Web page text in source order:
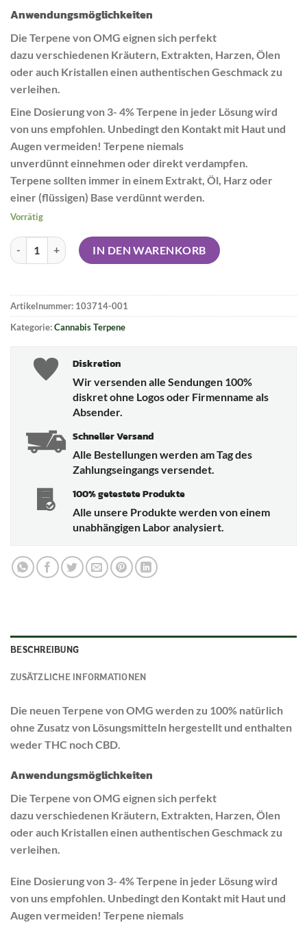
Anwendungsmöglichkeiten
Die Terpene von OMG eignen sich perfekt
dazu verschiedenen Kräutern, Extrakten, Harzen, Ölen
oder auch Kristallen einen authentischen Geschmack zu
verleihen.
Eine Dosierung von 3- 4% Terpene in jeder Lösung wird
von uns empfohlen. Unbedingt den Kontakt mit Haut und
Augen vermeiden! Terpene niemals
unverdünnt einnehmen oder direkt verdampfen.
Terpene sollten immer in einem Extrakt, Öl, Harz oder
einer (flüssigen) Base verdünnt werden.
Vorrätig
OMG Cannabis Terpene - White Berry OG Menge
IN DEN WARENKORB
Artikelnummer: 103714-001
Kategorie:Cannabis Terpene
Diskretion
Wir versenden alle Sendungen 100%
diskret ohne Logos oder Firmenname als
Absender.
Schneller Versand
Alle Bestellungen werden am Tag des
Zahlungseingangs versendet.
100% getestete Produkte
Alle unsere Produkte werden von einem
unabhängigen Labor analysiert.
BESCHREIBUNG
ZUSÄTZLICHE INFORMATIONEN
Die neuen Terpene von OMG werden zu 100% natürlich
ohne Zusatz von Lösungsmitteln hergestellt und enthalten
weder THC noch CBD.
Anwendungsmöglichkeiten
Die Terpene von OMG eignen sich perfekt
dazu verschiedenen Kräutern, Extrakten, Harzen, Ölen
oder auch Kristallen einen authentischen Geschmack zu
verleihen.
Eine Dosierung von 3- 4% Terpene in jeder Lösung wird
von uns empfohlen. Unbedingt den Kontakt mit Haut und
Augen vermeiden! Terpene niemals